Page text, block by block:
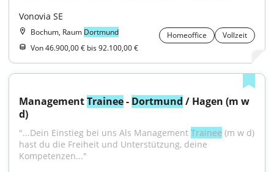
Vonovia SE
Bochum, Raum Dortmund Homeoffice
Vollzeit
Von 46.900,00 € bis 92.100,00 €
Management Trainee - Dortmund / Hagen (m w
d)
"...Dein Einstieg bei uns Als Management Trainee (m w d)
hast du die Freiheit und Unterstützung, deine
Kompetenzen..."